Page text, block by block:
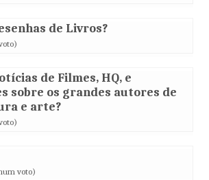
de Livros?
de Filmes, HQ, e
sobre os grandes autores de
e arte?
voto)